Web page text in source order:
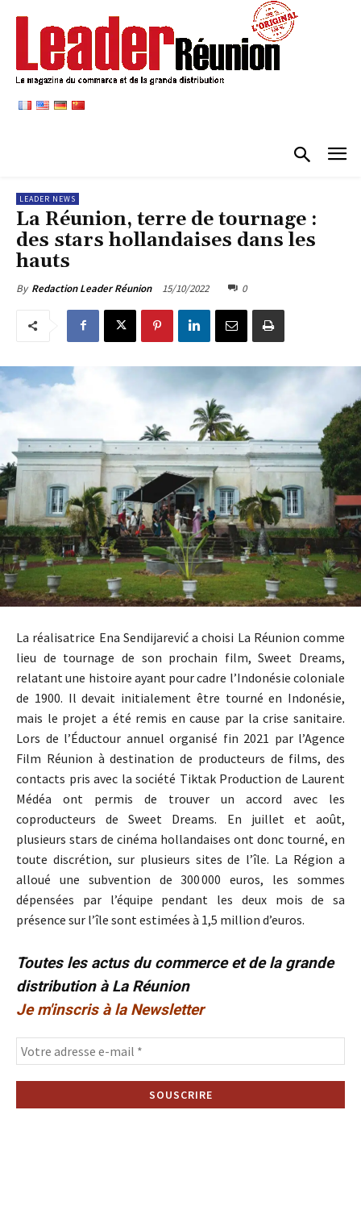
LEADER NEWS
La Réunion, terre de tournage :
des stars hollandaises dans les
hauts
By Redaction Leader Réunion 15/10/2022 0
La réalisatrice Ena Sendijarević a choisi La Réunion comme
lieu de tournage de son prochain film, Sweet Dreams,
relatant une histoire ayant pour cadre l’Indonésie coloniale
de 1900. Il devait initialement être tourné en Indonésie,
mais le projet a été remis en cause par la crise sanitaire.
Lors de l’Éductour annuel organisé fin 2021 par l’Agence
Film Réunion à destination de producteurs de films, des
contacts pris avec la société Tiktak Production de Laurent
Médéa ont permis de trouver un accord avec les
coproducteurs de Sweet Dreams. En juillet et août,
plusieurs stars de cinéma hollandaises ont donc tourné, en
toute discrétion, sur plusieurs sites de l’île. La Région a
alloué une subvention de 300 000 euros, les sommes
dépensées par l’équipe pendant les deux mois de sa
présence sur l’île sont estimées à 1,5 million d’euros.
Toutes les actus du commerce et de la grande
distribution à La Réunion
Je m'inscris à la Newsletter